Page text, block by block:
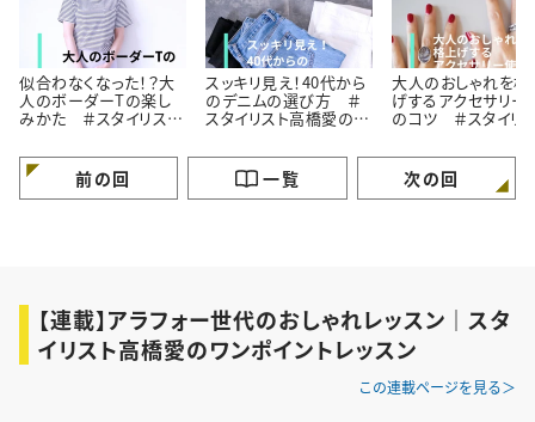
似合わなくなった！？大
人のボーダーTの楽し
みかた ＃スタイリスト
｜vol.1
スッキリ見え！40代から
のデニムの選び方 ＃
スタイリスト高橋愛の着
大人のおしゃれを格
げするアクセサリー
のコツ ＃スタイリ
｜vol.3
前の回 一覧 次の回
【連載】アラフォー世代のおしゃれレッスン｜スタ
イリスト高橋愛のワンポイントレッスン
この連載ページを見る